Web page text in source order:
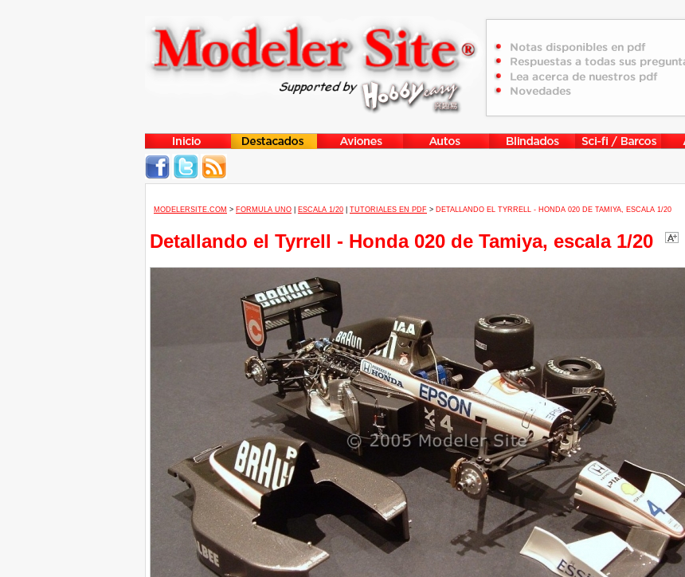
MODELERSITE.COM > FORMULA UNO ESCALA 1/20 TUTORIALES EN PDF > DETALLANDO EL TYRRELL - HONDA 020 DE TAMIYA, ESCALA 1/20
Detallando el Tyrrell - Honda 020 de Tamiya, escala 1/20